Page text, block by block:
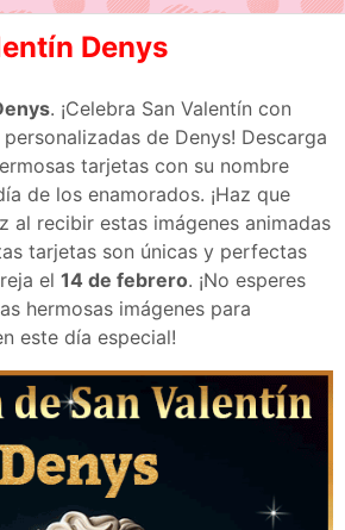
Denys
. ¡Celebra San Valentín con
de Denys! Descarga
tarjetas con su nombre
de los enamorados. ¡Haz que
al recibir estas imágenes animadas
tarjetas son únicas y perfectas
el 14 de febrero. ¡No esperes
hermosas imágenes para
este día especial!